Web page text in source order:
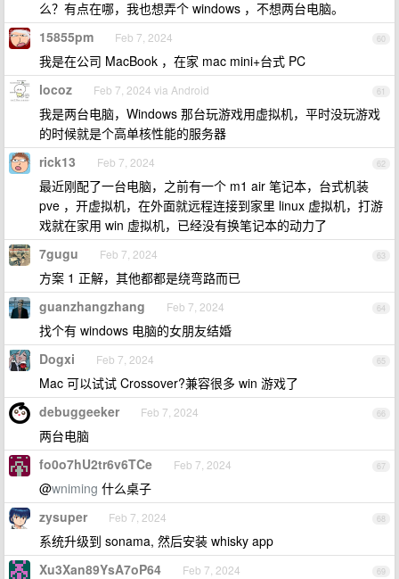
么？有点在哪，我也想弄个 windows ，不想两台电脑。
60
15855pm Feb 7, 2024
我是在公司 MacBook ，在家 mac mini+台式 PC
61
locoz Feb 7, 2024 via Android
我是两台电脑，Windows 那台玩游戏用虚拟机，平时没玩游戏
的时候就是个高单核性能的服务器
62
rick13 Feb 7, 2024
最近刚配了一台电脑，之前有一个 m1 air 笔记本，台式机装
pve ，开虚拟机，在外面就远程连接到家里 linux 虚拟机，打游
戏就在家用 win 虚拟机，已经没有换笔记本的动力了
63
7gugu Feb 7, 2024
方案 1 正解，其他都都是绕弯路而已
64
guanzhangzhang Feb 7, 2024
找个有 windows 电脑的女朋友结婚
65
Dogxi Feb 7, 2024
Mac 可以试试 Crossover?兼容很多 win 游戏了
66
debuggeeker Feb 7, 2024
两台电脑
67
fo0o7hU2tr6v6TCe Feb 7, 2024
@wniming 什么桌子
68
zysuper Feb 7, 2024
系统升级到 sonama, 然后安装 whisky app
69
Xu3Xan89YsA7oP64 Feb 7, 2024